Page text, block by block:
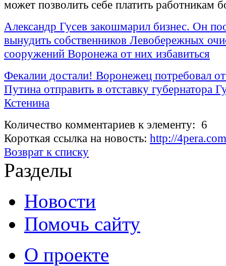
может позволить себе платить работникам
Александр Гусев закошмарил бизнес. Он
вынудить собственников Левобережных
сооружений Воронежа от них избавиться
Фекалии достали! Воронежец потребовал
Путина отправить в отставку губернатора
Кстенина
Количество комментариев к элементу: 6
Короткая ссылка на новость: http://
Возврат к списку
Разделы
Новости
Помочь сайту
О проекте